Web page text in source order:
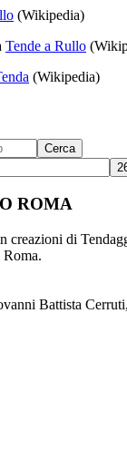
(Wikipedia)
Tende a Rullo
(Wikipedia)
ROMA
creazioni di
Roma.
Battista